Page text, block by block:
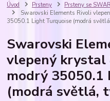
Úvod Prsteny Prsteny se
Swarovski Elements Rivoli
35050.1 Light Turquoise (modrá
Swarovski
vlepený krystal
modrý 35050.1
(modrá světlá,